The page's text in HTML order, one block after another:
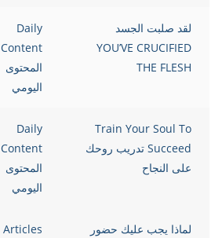
لقد صلبت الجسد
YOU’VE CRUCIFIED
THE FLESH
Daily
Content
المحتوى
اليومي
Train Your Soul To
Succeed تدريب روحك
على النجاح
Daily
Content
المحتوى
اليومي
لماذا يجب عليك حضور
Articles